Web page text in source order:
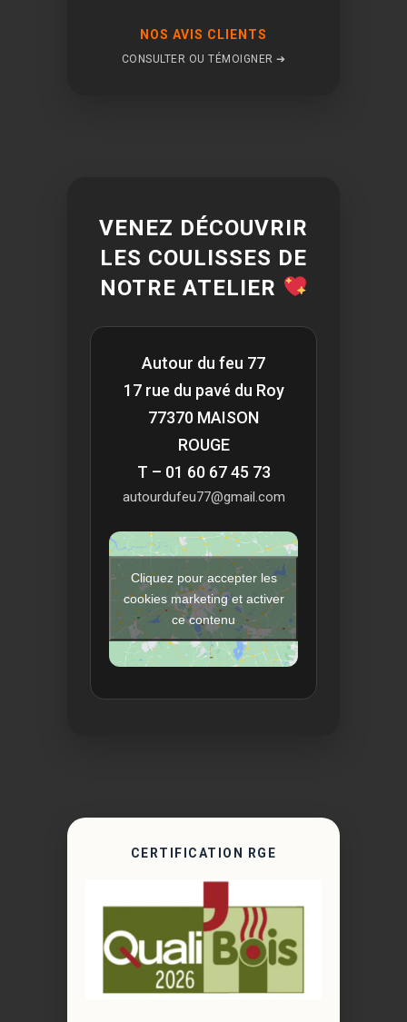
NOS AVIS CLIENTS
CONSULTER OU TÉMOIGNER ➔
VENEZ DÉCOUVRIR
LES COULISSES DE
NOTRE ATELIER
Autour du feu 77
17 rue du pavé du Roy
77370 MAISON
ROUGE
T – 01 60 67 45 73
autourdufeu77@gmail.com
Cliquez pour accepter les
cookies marketing et activer
ce contenu
CERTIFICATION RGE